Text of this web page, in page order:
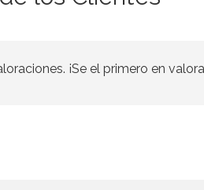
¡Se el primero en